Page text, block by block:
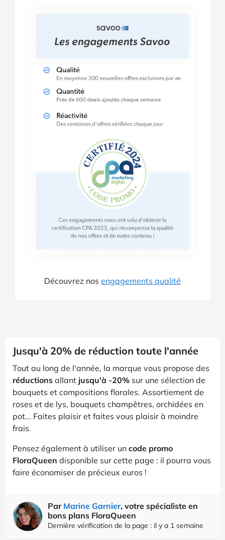
Découvrez nos engagements qualité
Jusqu'à 20% de réduction toute l'année
Tout au long de l'année, la marque vous propose des
réductions allant jusqu'à -20% sur une sélection de
bouquets et compositions florales. Assortiement de
roses et de lys, bouquets champêtres, orchidées en
pot... Faites plaisir et faites vous plaisir à moindre
frais.
Pensez également à utiliser un code promo
FloraQueen disponible sur cette page : il pourra vous
faire économiser de précieux euros !
Par Marine Garnier, votre spécialiste en
bons plans FloraQueen
Dernière vérification de la page : il y a 1 semaine